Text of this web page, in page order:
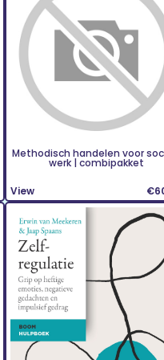
Methodisch handelen voor
werk | combipakket
View